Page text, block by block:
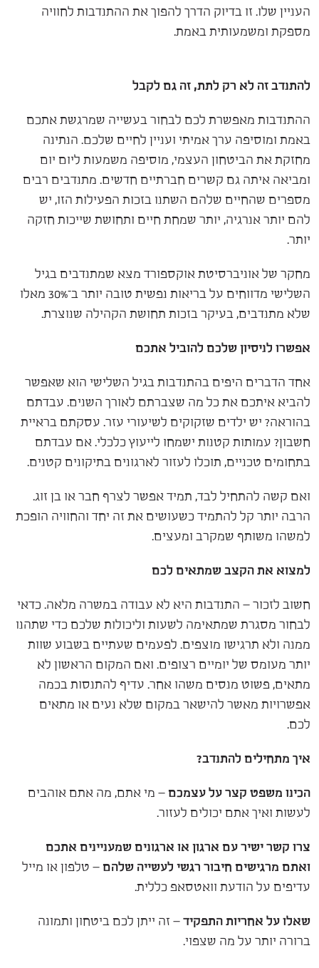
העניין שלו. זו בדיוק הדרך להפוך את ההתנדבות לחוויה
מספקת ומשמעותית באמת.
להתנדב זה לא רק לתת, זה גם לקבל
ההתנדבות מאפשרת לכם לבחור בעשייה שמרגשת אתכם
באמת ומוסיפה ערך אמיתי ועניין לחיים שלכם. הנתינה
מחזקת את הביטחון העצמי, מוסיפה משמעות ליום יום
ומביאה איתה גם קשרים חברתיים חדשים. מתנדבים רבים
מספרים שהחיים שלהם השתנו בזכות הפעילות הזו, יש
להם יותר אנרגיה, יותר שמחת חיים ותחושת שייכות חזקה
יותר.
מחקר של אוניברסיטת אוקספורד מצא שמתנדבים בגיל
השלישי מדווחים על בריאות נפשית טובה יותר ב־30% מאלו
שלא מתנדבים, בעיקר בזכות תחושת הקהילה שנוצרת.
אפשרו לניסיון שלכם להוביל אתכם
אחד הדברים היפים בהתנדבות בגיל השלישי הוא שאפשר
להביא איתכם את כל מה שצברתם לאורך השנים. עבדתם
בהוראה? יש ילדים שזקוקים לשיעורי עזר. עסקתם בראיית
חשבון? עמותות קטנות ישמחו לייעוץ כלכלי. אם עבדתם
בתחומים טכניים, תוכלו לעזור לארגונים בתיקונים קטנים.
ואם קשה להתחיל לבד, תמיד אפשר לצרף חבר או בן זוג.
הרבה יותר קל להתמיד כשעושים את זה יחד והחוויה הופכת
למשהו משותף שמקרב ומעצים.
למצוא את הקצב שמתאים לכם
חשוב לזכור – התנדבות היא לא עבודה במשרה מלאה. כדאי
לבחור מסגרת שמתאימה לשעות וליכולות שלכם כדי שתהנו
ממנה ולא תרגישו מוצפים. לפעמים שעתיים בשבוע שוות
יותר מעומס של יומיים רצופים. ואם המקום הראשון לא
מתאים, פשוט מנסים משהו אחר. עדיף להתנסות בכמה
אפשרויות מאשר להישאר במקום שלא נעים או מתאים
לכם.
איך מתחילים להתנדב?
הכינו משפט קצר על עצמכם – מי אתם, מה אתם אוהבים
לעשות ואיך אתם יכולים לעזור.
צרו קשר ישיר עם ארגון או ארגונים שמעניינים אתכם
ואתם מרגישים חיבור רגשי לעשייה שלהם – טלפון או מייל
עדיפים על הודעת וואטסאפ כללית.
שאלו על אחריות התפקיד – זה ייתן לכם ביטחון ותמונה
ברורה יותר על מה שצפוי.